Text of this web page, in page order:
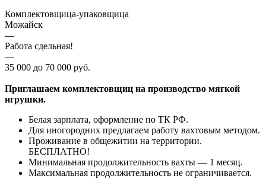
Комплектовщица-упаковщица
Можайск
—
Работа сдельная!
—
35 000 до 70 000 руб.
Приглашаем комплектовщиц на производство мягкой
игрушки.
Белая зарплата, оформление по ТК РФ.
Для иногородних предлагаем работу вахтовым методом.
Проживание в общежитии на территории.
БЕСПЛАТНО!
Минимальная продолжительность вахты — 1 месяц.
Максимальная продолжительность не ограничивается.